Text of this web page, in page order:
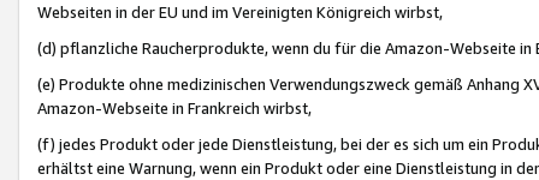
Webseiten in der EU und im Vereinigten Königreich wirbst,
(d) pflanzliche Raucherprodukte, wenn du für die Amazon-Webseite in
(e) Produkte ohne medizinischen Verwendungszweck gemäß Anhang
Amazon-Webseite in Frankreich wirbst,
(f) jedes Produkt oder jede Dienstleistung, bei der es sich um ein
erhältst eine Warnung, wenn ein Produkt oder eine Dienstleistung in